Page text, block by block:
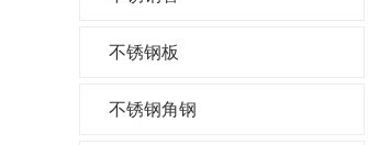
不锈钢板
不锈钢角钢